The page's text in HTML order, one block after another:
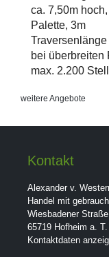
ca. 7,50m
Palette, 3m
Traversenlänge
bei überbreiten
max. 2.200
weitere Angebote
Kontakt
Alexander v.
Handel mit
Wiesbadener
65719 Hofheim a.
Kontaktdaten